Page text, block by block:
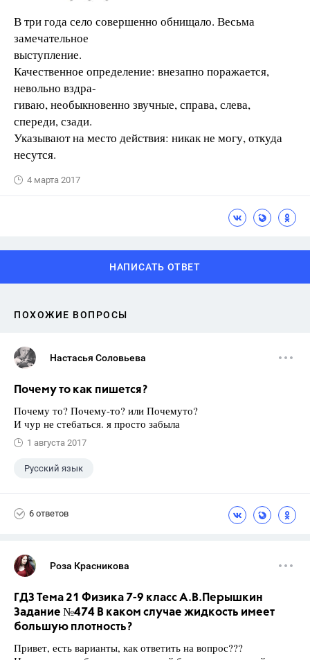
В три года село совершенно обнищало. Весьма
замечательное
выступление.
Качественное определение: внезапно поражается,
невольно вздра-
гиваю, необыкновенно звучные, справа, слева,
спереди, сзади.
Указывают на место действия: никак не могу, откуда
несутся.
4 марта 2017
НАПИСАТЬ ОТВЕТ
ПОХОЖИЕ ВОПРОСЫ
Настасья Соловьева
Почему то как пишется?
Почему то? Почему-то? или Почемуто?
И чур не стебаться. я просто забыла
1 августа 2017
Русский язык
6 ответов
Роза Красникова
ГДЗ Тема 21 Физика 7-9 класс А.В.Перышкин
Задание №474 В каком случае жидкость имеет
большую плотность?
Привет, есть варианты, как ответить на вопрос???